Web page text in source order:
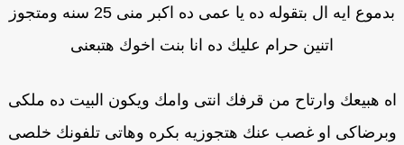
بدموع ايه ال بتقوله ده يا عمى ده اكبر منى 25 سنه ومتجوز
اتنين حرام عليك ده انا بنت اخوك هتبعنى
هبيعك وارتاح من قرفك انتى وامك ويكون البيت ده ملكى
او غصب عنك هتجوزيه بكره وهاتى تلفونك خلصى